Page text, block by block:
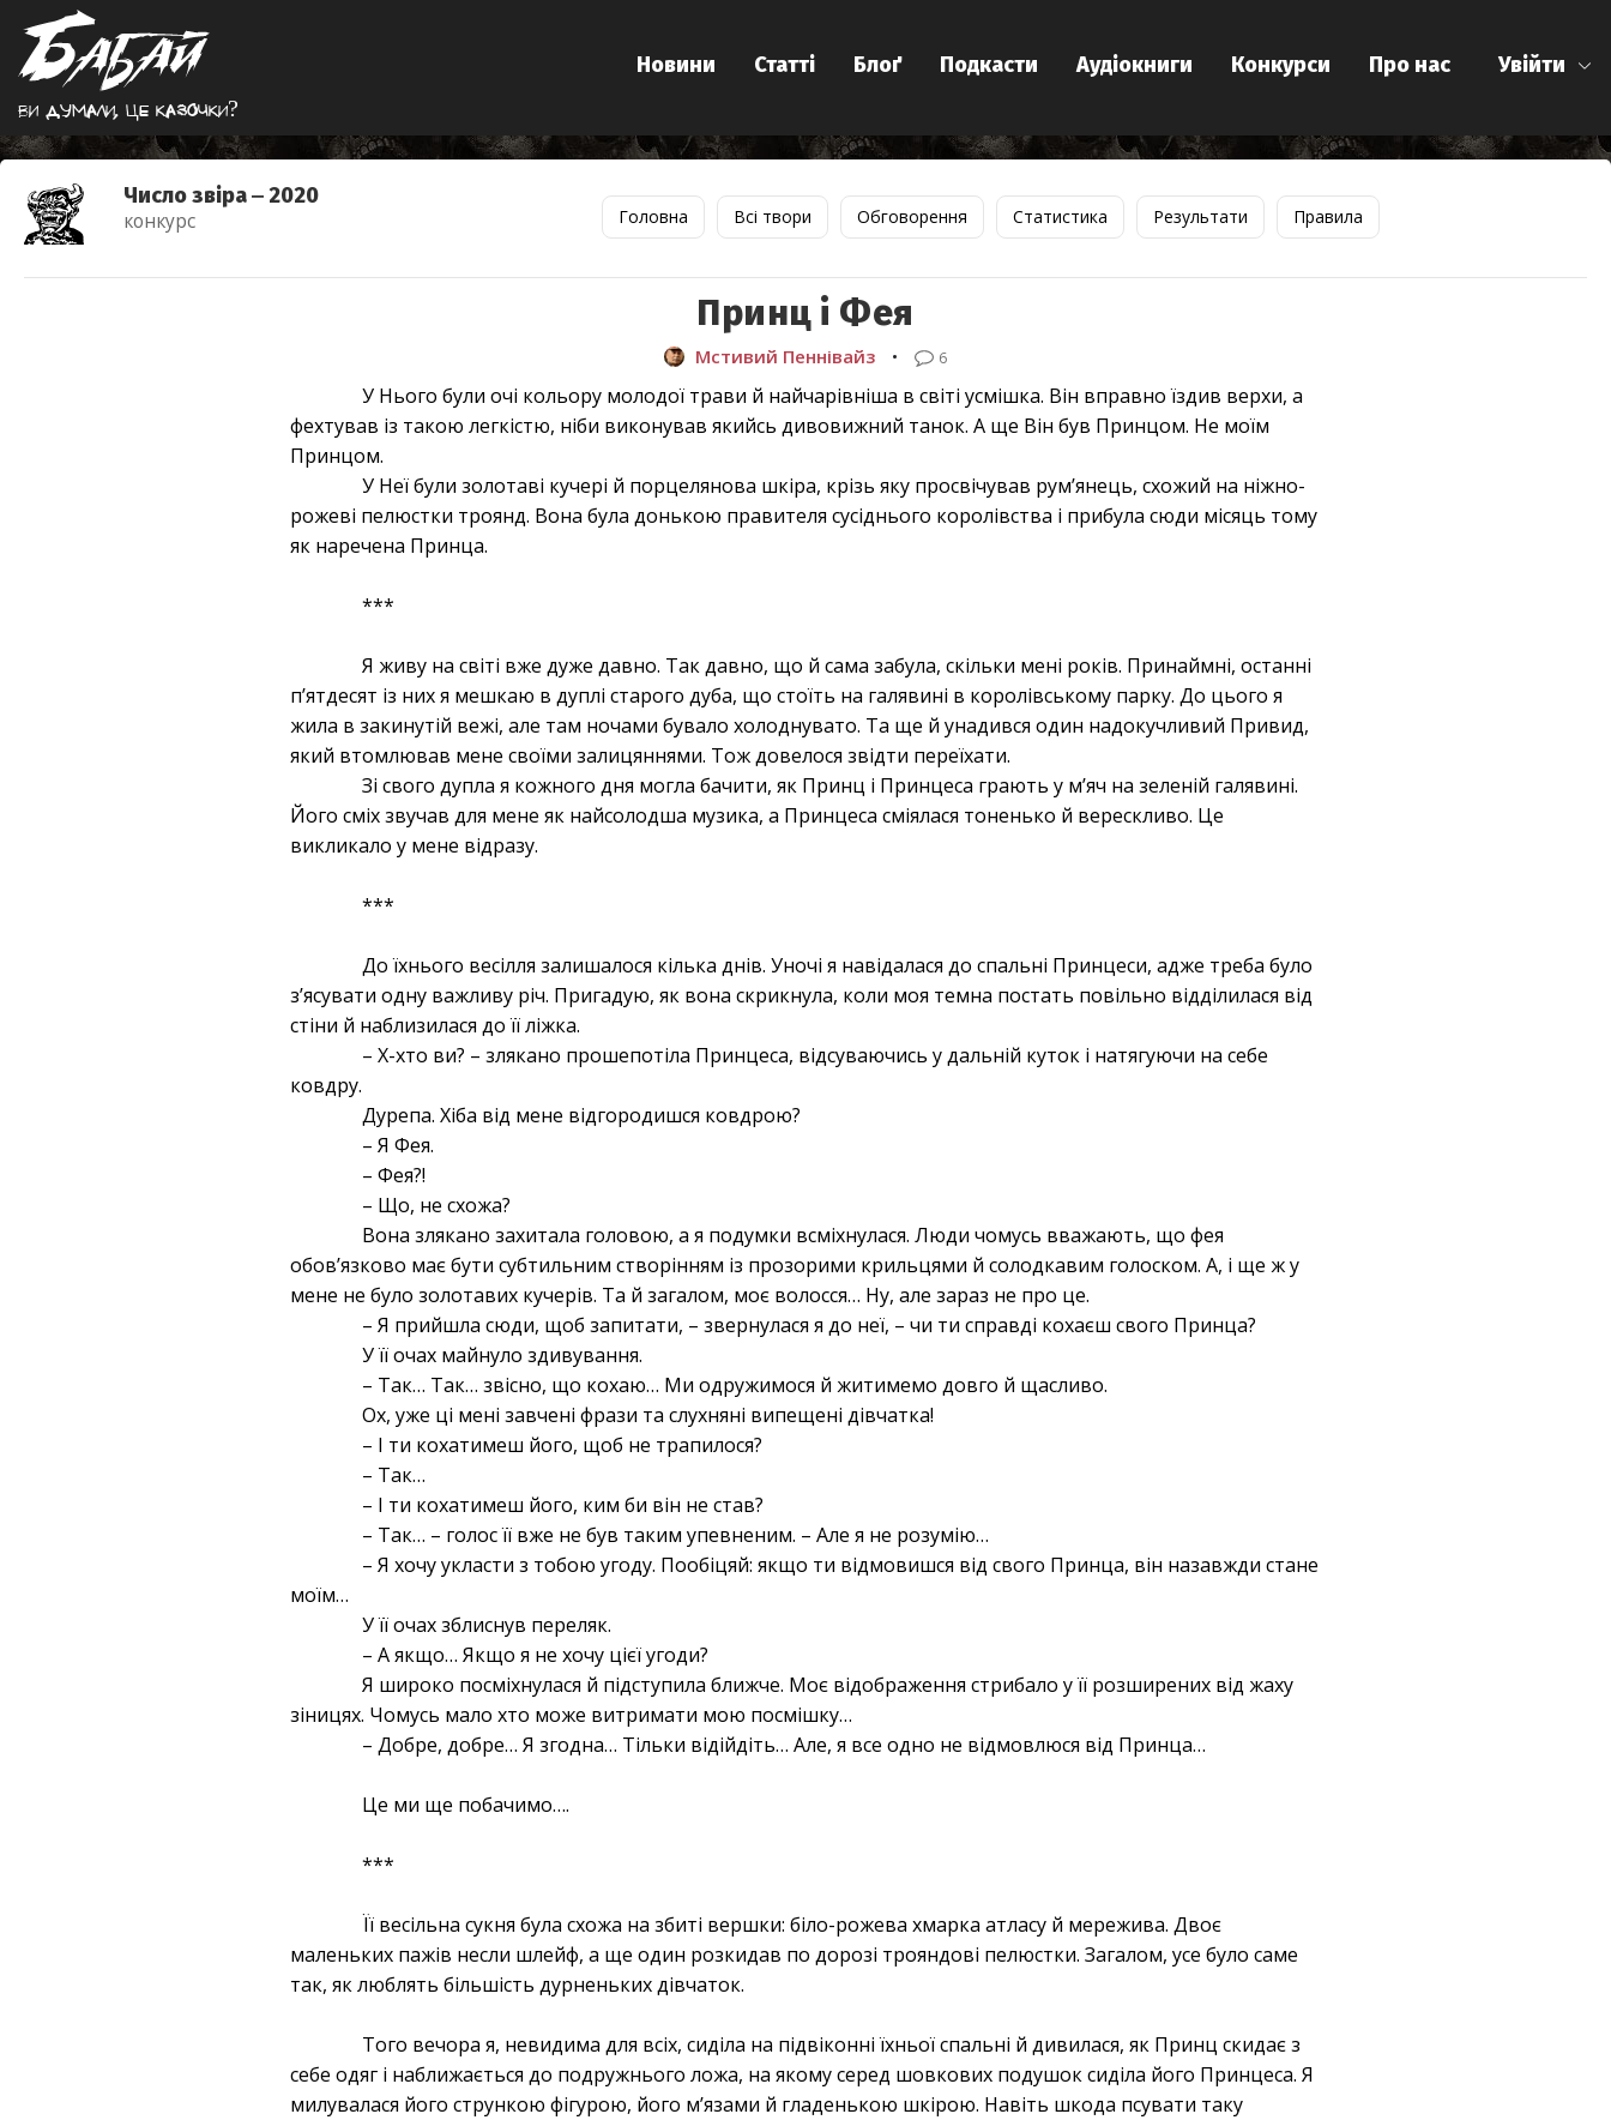
Ви думали, це казочки?
Увійти
Новини Статті Блоґ Подкасти Аудіокниги Конкурси Про нас
Число звіра ‒ 2020
конкурс Головна Всі твори Обговорення Статистика Результати Правила
Принц і Фея
Мстивий Пеннівайз • 6
У Нього були очі кольору молодої трави й найчарівніша в світі усмішка. Він вправно їздив верхи, а
фехтував із такою легкістю, ніби виконував якийсь дивовижний танок. А ще Він був Принцом. Не моїм
Принцом.
У Неї були золотаві кучері й порцелянова шкіра, крізь яку просвічував рум’янець, схожий на ніжно-
рожеві пелюстки троянд. Вона була донькою правителя сусіднього королівства і прибула сюди місяць тому
як наречена Принца.
***
Я живу на світі вже дуже давно. Так давно, що й сама забула, скільки мені років. Принаймні, останні
п’ятдесят із них я мешкаю в дуплі старого дуба, що стоїть на галявині в королівському парку. До цього я
жила в закинутій вежі, але там ночами бувало холоднувато. Та ще й унадився один надокучливий Привид,
який втомлював мене своїми залицяннями. Тож довелося звідти переїхати.
Зі свого дупла я кожного дня могла бачити, як Принц і Принцеса грають у м’яч на зеленій галявині.
Його сміх звучав для мене як найсолодша музика, а Принцеса сміялася тоненько й верескливо. Це
викликало у мене відразу.
***
До їхнього весілля залишалося кілька днів. Уночі я навідалася до спальні Принцеси, адже треба було
з’ясувати одну важливу річ. Пригадую, як вона скрикнула, коли моя темна постать повільно відділилася від
стіни й наблизилася до її ліжка.
– Х-хто ви? – злякано прошепотіла Принцеса, відсуваючись у дальній куток і натягуючи на себе
ковдру.
Дурепа. Хіба від мене відгородишся ковдрою?
– Я Фея.
– Фея?!
– Що, не схожа?
Вона злякано захитала головою, а я подумки всміхнулася. Люди чомусь вважають, що фея
обов’язково має бути субтильним створінням із прозорими крильцями й солодкавим голоском. А, і ще ж у
мене не було золотавих кучерів. Та й загалом, моє волосся… Ну, але зараз не про це.
– Я прийшла сюди, щоб запитати, – звернулася я до неї, – чи ти справді кохаєш свого Принца?
У її очах майнуло здивування.
– Так… Так… звісно, що кохаю… Ми одружимося й житимемо довго й щасливо.
Ох, уже ці мені завчені фрази та слухняні випещені дівчатка!
– І ти кохатимеш його, щоб не трапилося?
– Так…
– І ти кохатимеш його, ким би він не став?
– Так… – голос її вже не був таким упевненим. – Але я не розумію…
– Я хочу укласти з тобою угоду. Пообіцяй: якщо ти відмовишся від свого Принца, він назавжди стане
моїм…
У її очах зблиснув переляк.
– А якщо… Якщо я не хочу цієї угоди?
Я широко посміхнулася й підступила ближче. Моє відображення стрибало у її розширених від жаху
зіницях. Чомусь мало хто може витримати мою посмішку…
– Добре, добре… Я згодна… Тільки відійдіть… Але, я все одно не відмовлюся від Принца…
Це ми ще побачимо….
***
Її весільна сукня була схожа на збиті вершки: біло-рожева хмарка атласу й мережива. Двоє
маленьких пажів несли шлейф, а ще один розкидав по дорозі трояндові пелюстки. Загалом, усе було саме
так, як люблять більшість дурненьких дівчаток.
Того вечора я, невидима для всіх, сиділа на підвіконні їхньої спальні й дивилася, як Принц скидає з
себе одяг і наближається до подружнього ложа, на якому серед шовкових подушок сиділа його Принцеса. Я
милувалася його стрункою фігурою, його м’язами й гладенькою шкірою. Навіть шкода псувати таку